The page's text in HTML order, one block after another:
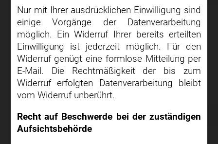
Nur mit Ihrer ausdrücklichen Einwilligung sind
einige Vorgänge der Datenverarbeitung
möglich. Ein Widerruf Ihrer bereits erteilten
Einwilligung ist jederzeit möglich. Für den
Widerruf genügt eine formlose Mitteilung per
E-Mail. Die Rechtmäßigkeit der bis zum
Widerruf erfolgten Datenverarbeitung bleibt
vom Widerruf unberührt.
Recht auf Beschwerde bei der zuständigen
Aufsichtsbehörde